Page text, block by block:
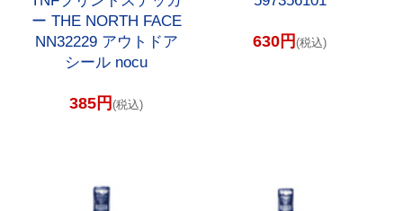
ー THE NORTH FACE
NN32229 アウトドア
シール nocu
385円(税込)
630円(税込)